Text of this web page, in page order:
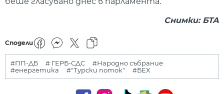
Снимки: БТА
Сподели
#ПП-ДБ # ГЕРБ-СДС
#Народно събрание
#енергетика
#"Турски поток" #БЕХ